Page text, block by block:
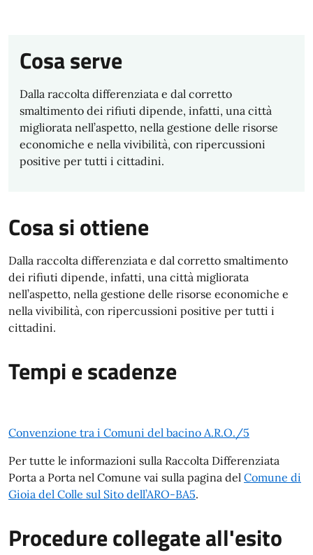
Cosa serve
Dalla raccolta differenziata e dal corretto
smaltimento dei rifiuti dipende, infatti, una città
migliorata nell’aspetto, nella gestione delle risorse
economiche e nella vivibilità, con ripercussioni
positive per tutti i cittadini.
Cosa si ottiene
Dalla raccolta differenziata e dal corretto smaltimento
dei rifiuti dipende, infatti, una città migliorata
nell’aspetto, nella gestione delle risorse economiche e
nella vivibilità, con ripercussioni positive per tutti i
cittadini.
Tempi e scadenze
Convenzione tra i Comuni del bacino A.R.O./5
Per tutte le informazioni sulla Raccolta Differenziata
Porta a Porta nel Comune vai sulla pagina del Comune di
Gioia del Colle sul Sito dell’ARO-BA5.
Procedure collegate all'esito